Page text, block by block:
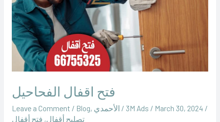
فتح اقفال الفحاحيل
Leave a Comment / Blog, الأحمدي / / March 30, 2024 /
تصليح أقفال, فتح أقفال
الفحاحيل